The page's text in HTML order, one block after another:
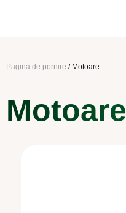
Pagina de pornire / Motoare
Motoare